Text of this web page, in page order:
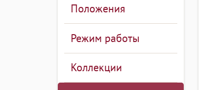
Положения
Режим работы
Коллекции